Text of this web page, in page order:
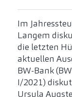
Im
Langem
die letzten
aktuellen
BW-Bank
I/2021)
Ursula